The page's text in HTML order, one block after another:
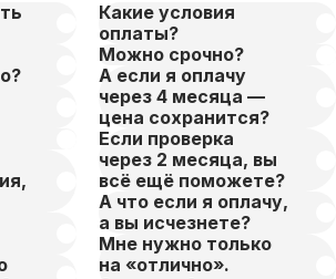
Какие условия
оплаты?
Можно срочно?
А если я оплачу
через 4 месяца —
цена сохранится?
Если проверка
через 2 месяца, вы
всё ещё поможете?
А что если я оплачу,
а вы исчезнете?
Мне нужно только
на «отлично».